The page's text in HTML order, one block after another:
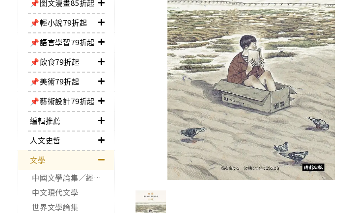
📌圖文漫畫85折起
📌輕小說79折起
📌語言學習79折起
📌飲食79折起
📌美術79折起
📌藝術設計79折起
編輯推薦
人文史哲
文學
中國文學論集／經典作品
中文現代文學
世界文學論集